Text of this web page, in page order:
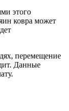
этого
ковра может
перемещение
Данные